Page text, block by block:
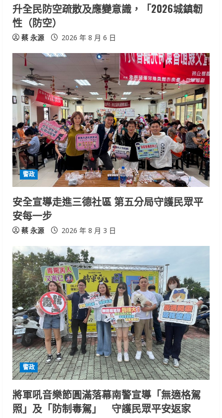
升全民防空疏散及應變意識，「2026城鎮韌
性（防空）
蔡 永源 2026 年 8 月 6 日
警政
安全宣導走進三德社區 第五分局守護民眾平
安每一步
蔡 永源 2026 年 8 月 3 日
警政
將軍吼音樂節圓滿落幕南警宣導「無適格駕
照」及「防制毒駕」 守護民眾平安返家